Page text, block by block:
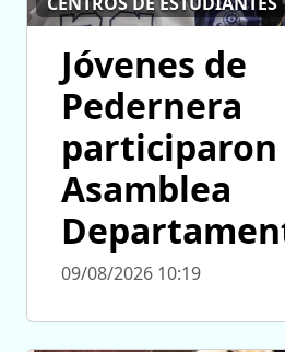
Jóvenes de
Pedernera
participaron
Asamblea
09/08/2026 10:19